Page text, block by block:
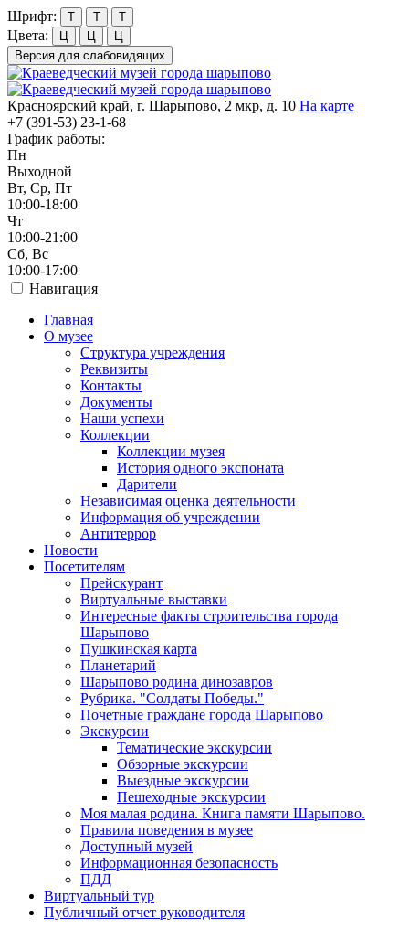
Шрифт: Т Т Т
Цвета: Ц Ц
Ц
Версия для слабовидящих
Красноярский край, г. Шарыпово, 2 мкр, д. 10 На карте
+7 (391-53) 23-1-68
График работы:
Пн
Выходной
Вт, Ср, Пт
10:00-18:00
Чт
10:00-21:00
Сб, Вс
10:00-17:00
Навигация
Главная
О музее
Структура учреждения
Реквизиты
Контакты
Документы
Наши успехи
Коллекции
Коллекции музея
История одного экспоната
Дарители
Независимая оценка деятельности
Информация об учреждении
Антитеррор
Новости
Посетителям
Прейскурант
Виртуальные выставки
Интересные факты строительства города
Шарыпово
Пушкинская карта
Планетарий
Шарыпово родина динозавров
Рубрика. "Солдаты Победы."
Почетные граждане города Шарыпово
Экскурсии
Тематические экскурсии
Обзорные экскурсии
Выездные экскурсии
Пешеходные экскурсии
Моя малая родина. Книга памяти Шарыпово.
Правила поведения в музее
Доступный музей
Информационная безопасность
ПДД
Виртуальный тур
Публичный отчет руководителя